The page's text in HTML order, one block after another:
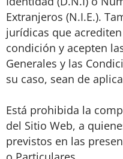
Extranjeros (N.I.E.).
jurídicas que
condición y acepten
Generales y las
su caso, sean de
Está prohibida la
del Sitio Web, a
previstos en las